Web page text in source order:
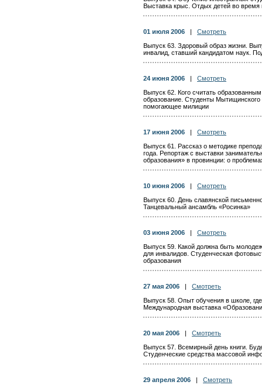
Выставка крыс. Отдых детей во время
01 июля 2006
Смотреть
Выпуск 63. Здоровый образ жизни.
инвалид, ставший кандидатом наук.
24 июня 2006
Смотреть
Выпуск 62. Кого считать
образование. Студенты
помогающее милиции
17 июня 2006
Смотреть
Выпуск 61. Рассказ о методике
года. Репортаж с выставки
образования» в провинции: о
10 июня 2006
Смотреть
Выпуск 60. День славянской
Танцевальный ансамбль «Росинка»
03 июня 2006
Смотреть
Выпуск 59. Какой должна быть
для инвалидов. Студенческая
образования
27 мая 2006
Смотреть
Выпуск 58. Опыт обучения в школе,
Международная выставка
20 мая 2006
Смотреть
Выпуск 57. Всемирный день книги.
Студенческие средства массовой
29 апреля 2006 Смотреть